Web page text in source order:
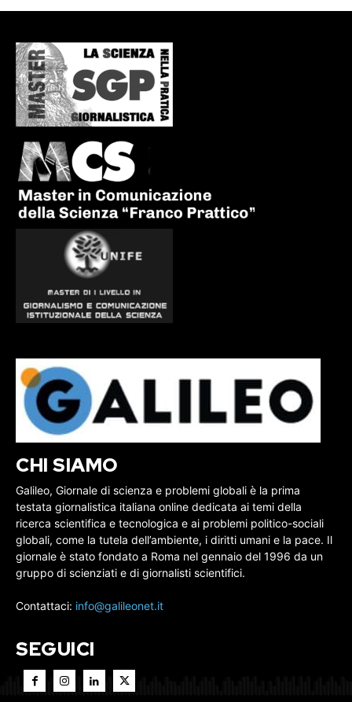
CHI SIAMO
Galileo, Giornale di scienza e problemi globali è la prima
testata giornalistica italiana online dedicata ai temi della
ricerca scientifica e tecnologica e ai problemi politico-sociali
globali, come la tutela dell’ambiente, i diritti umani e la pace. Il
giornale è stato fondato a Roma nel gennaio del 1996 da un
gruppo di scienziati e di giornalisti scientifici.
Contattaci: info@galileonet.it
SEGUICI